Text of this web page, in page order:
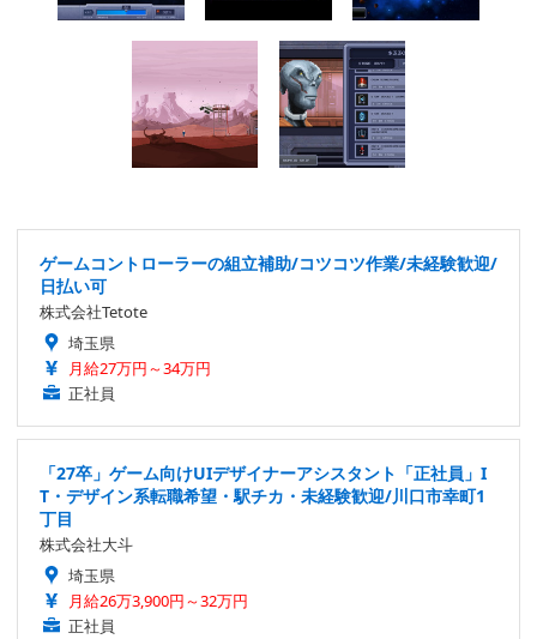
ゲームコントローラーの組立補助/コツコツ作業/未経験歓迎/
日払い可
株式会社Tetote
埼玉県
月給27万円～34万円
正社員
「27卒」ゲーム向けUIデザイナーアシスタント「正社員」I
T・デザイン系転職希望・駅チカ・未経験歓迎/川口市幸町1
丁目
株式会社大斗
埼玉県
月給26万3,900円～32万円
正社員